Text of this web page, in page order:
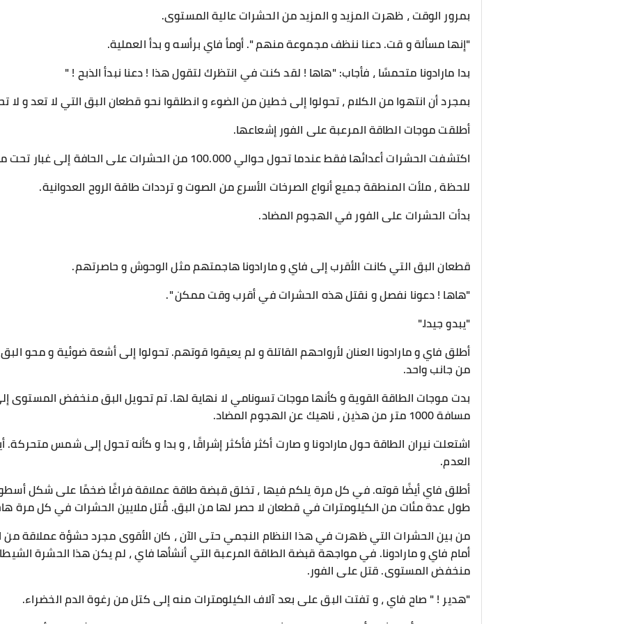
بمرور الوقت ، ظهرت المزيد و المزيد من الحشرات عالية المستوى.
"إنها مسألة و قت. دعنا ننظف مجموعة منهم ". أومأ فاي برأسه و بدأ العملية.
بدا مارادونا متحمسًا ، فأجاب: "هاها ! لقد كنت في انتظرك لتقول هذا ! دعنا نبدأ الذبح ! "
بمجرد أن انتهوا من الكلام ، تحولوا إلى خطين من الضوء و انطلقوا نحو قطعان البق التي لا تعد و
أطلقت موجات الطاقة المرعبة على الفور إشعاعها.
اكتشفت الحشرات أعدائها فقط عندما تحول حوالي 100.000 من الحشرات على الحافة إلى غبار تحت موجات الطاقة من فاي و مارادونا.
للحظة ، ملأت المنطقة جميع أنواع الصرخات الأسرع من الصوت و ترددات طاقة الروح العدوانية.
بدأت الحشرات على الفور في الهجوم المضاد.
قطعان البق التي كانت الأقرب إلى فاي و مارادونا هاجمتهم مثل الوحوش و حاصرتهم.
"هاها ! دعونا نفصل و نقتل هذه الحشرات في أقرب وقت ممكن ".
"يبدو جيدا."
أطلق فاي و مارادونا العنان لأرواحهم القاتلة و لم يعيقوا قوتهم. تحولوا إلى أشعة ضوئية و محو
من جانب واحد.
بدت موجات الطاقة القوية و كأنها موجات تسونامي لا نهاية لها. تم تحويل البق منخفض المستوى
مسافة 1000 متر من هذين ، ناهيك عن الهجوم المضاد.
اشتعلت نيران الطاقة حول مارادونا و صارت أكثر فأكثر إشراقًا ، و بدا و كأنه تحول إلى شمس
العدم.
أطلق فاي أيضًا قوته. في كل مرة يلكم فيها ، تخلق قبضة طاقة عملاقة فراغًا ضخمًا على شكل
طول عدة مئات من الكيلومترات في قطعان لا حصر لها من البق. قُتل ملايين الحشرات في كل مرة
من بين الحشرات التي ظهرت في هذا النظام النجمي حتى الآن ، كان الأقوى مجرد حشؤة عملاقة
أمام فاي و مارادونا. في مواجهة قبضة الطاقة المرعبة التي أنشأها فاي ، لم يكن هذا الحشرة
منخفض المستوى. قتل على الفور.
"هدير ! " صاح فاي ، و تفتت البق على بعد آلاف الكيلومترات منه إلى كتل من رغوة الدم الخضراء.